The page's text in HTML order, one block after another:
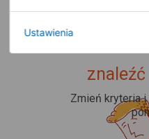
Upss... Nie
znaleźć
Zmień kryteria i
Ustawienia